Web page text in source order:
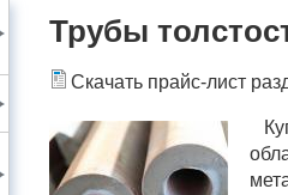
Трубы
Скачать прайс-лист